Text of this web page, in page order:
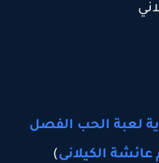
لعبة الحب الفصل
)